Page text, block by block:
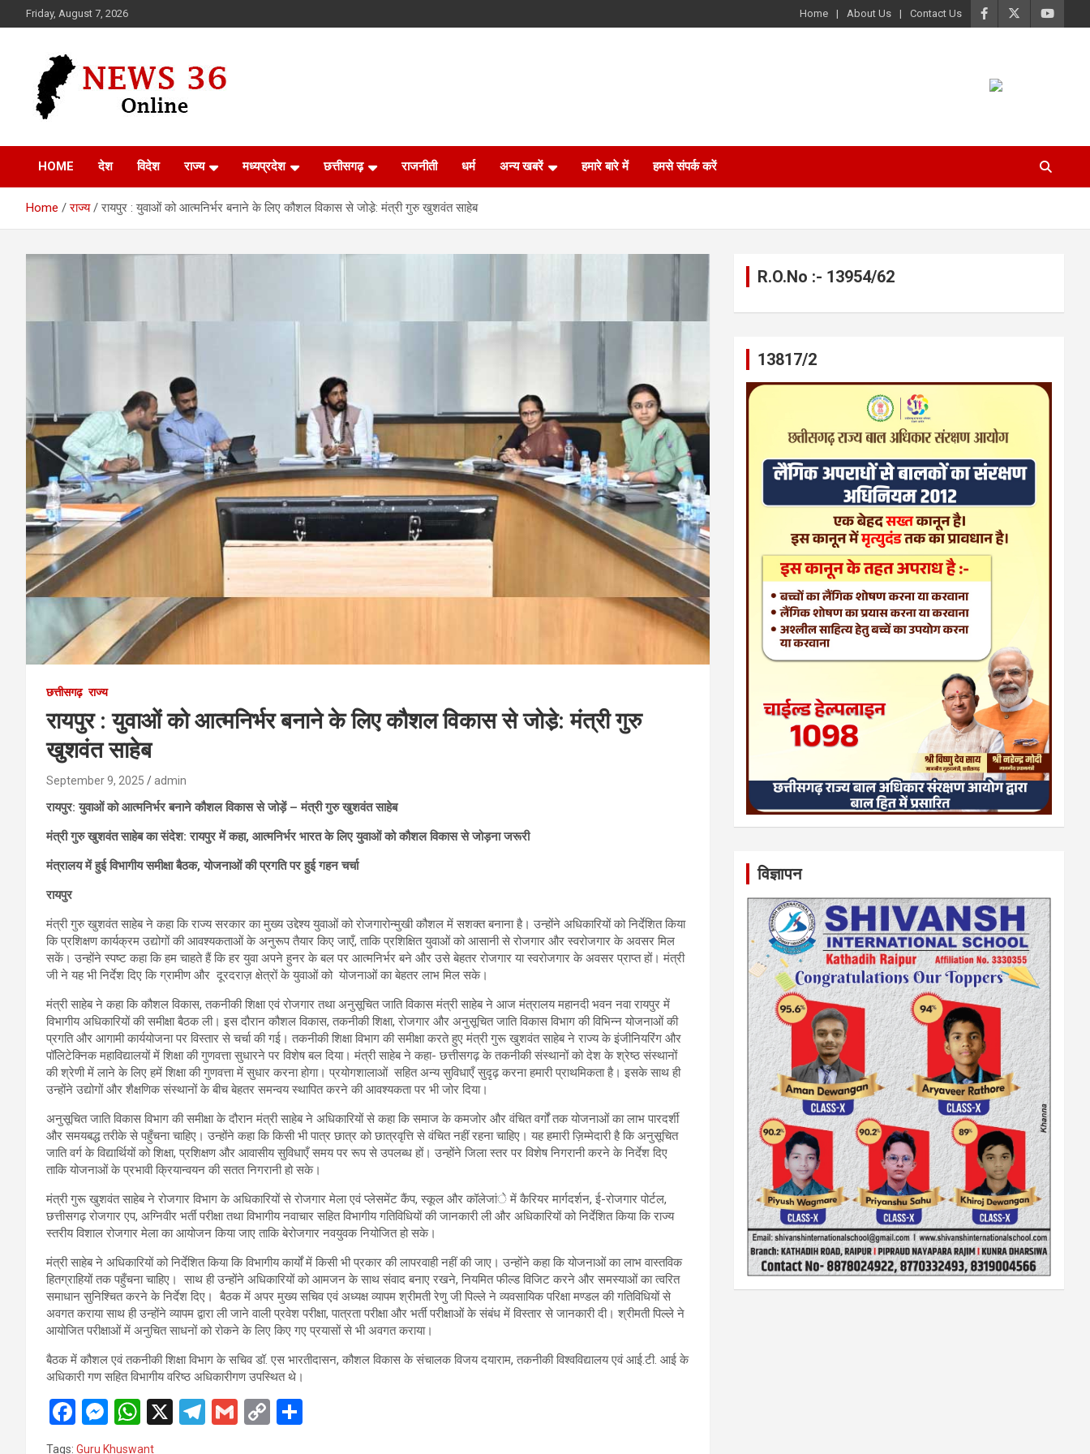
to
Friday, August 7, 2026 Home About Us Contact Us
News 36
HOME देश विदेश राज्य मध्यप्रदेश छत्तीसगढ़ राजनीती धर्म अन्य खबरें हमारे बारे में हमसे संपर्क करें
Home राज्य रायपुर : युवाओं को आत्मनिर्भर बनाने के लिए कौशल विकास से जोडे़: मंत्री गुरु खुशवंत साहेब
छत्तीसगढ़ राज्य
रायपुर : युवाओं को आत्मनिर्भर बनाने के लिए कौशल विकास से जोडे़: मंत्री गुरु
खुशवंत साहेब
September 9, 2025 admin
रायपुर: युवाओं को आत्मनिर्भर बनाने कौशल विकास से जोड़ें – मंत्री गुरु खुशवंत साहेब
मंत्री गुरु खुशवंत साहेब का संदेश: रायपुर में कहा, आत्मनिर्भर भारत के लिए युवाओं को कौशल विकास से जोड़ना जरूरी
मंत्रालय में हुई विभागीय समीक्षा बैठक, योजनाओं की प्रगति पर हुई गहन चर्चा
रायपुर
मंत्री गुरु खुशवंत साहेब ने कहा कि राज्य सरकार का मुख्य उद्देश्य युवाओं को रोजगारोन्मुखी कौशल में सशक्त बनाना है। उन्होंने अधिकारियों को निर्देशित किया
कि प्रशिक्षण कार्यक्रम उद्योगों की आवश्यकताओं के अनुरूप तैयार किए जाएँ, ताकि प्रशिक्षित युवाओं को आसानी से रोजगार और स्वरोजगार के अवसर मिल
सकें। उन्होंने स्पष्ट कहा कि हम चाहते हैं कि हर युवा अपने हुनर के बल पर आत्मनिर्भर बने और उसे बेहतर रोजगार या स्वरोजगार के अवसर प्राप्त हों। मंत्री
जी ने यह भी निर्देश दिए कि ग्रामीण और दूरदराज़ क्षेत्रों के युवाओं को योजनाओं का बेहतर लाभ मिल सके।
मंत्री साहेब ने कहा कि कौशल विकास, तकनीकी शिक्षा एवं रोजगार तथा अनुसूचित जाति विकास मंत्री साहेब ने आज मंत्रालय महानदी भवन नवा रायपुर में
विभागीय अधिकारियों की समीक्षा बैठक ली। इस दौरान कौशल विकास, तकनीकी शिक्षा, रोजगार और अनुसूचित जाति विकास विभाग की विभिन्न योजनाओं की
प्रगति और आगामी कार्ययोजना पर विस्तार से चर्चा की गई। तकनीकी शिक्षा विभाग की समीक्षा करते हुए मंत्री गुरू खुशवंत साहेब ने राज्य के इंजीनियरिंग और
पॉलिटेक्निक महाविद्यालयों में शिक्षा की गुणवत्ता सुधारने पर विशेष बल दिया। मंत्री साहेब ने कहा- छत्तीसगढ़ के तकनीकी संस्थानों को देश के श्रेष्ठ संस्थानों
की श्रेणी में लाने के लिए हमें शिक्षा की गुणवत्ता में सुधार करना होगा। प्रयोगशालाओं सहित अन्य सुविधाएँ सुदृढ़ करना हमारी प्राथमिकता है। इसके साथ ही
उन्होंने उद्योगों और शैक्षणिक संस्थानों के बीच बेहतर समन्वय स्थापित करने की आवश्यकता पर भी जोर दिया।
अनुसूचित जाति विकास विभाग की समीक्षा के दौरान मंत्री साहेब ने अधिकारियों से कहा कि समाज के कमजोर और वंचित वर्गों तक योजनाओं का लाभ पारदर्शी
और समयबद्ध तरीके से पहुँचना चाहिए। उन्होंने कहा कि किसी भी पात्र छात्र को छात्रवृत्ति से वंचित नहीं रहना चाहिए। यह हमारी ज़िम्मेदारी है कि अनुसूचित
जाति वर्ग के विद्यार्थियों को शिक्षा, प्रशिक्षण और आवासीय सुविधाएँ समय पर रूप से उपलब्ध हों। उन्होंने जिला स्तर पर विशेष निगरानी करने के निर्देश दिए
ताकि योजनाओं के प्रभावी क्रियान्वयन की सतत निगरानी हो सके।
मंत्री गुरू खुशवंत साहेब ने रोजगार विभाग के अधिकारियों से रोजगार मेला एवं प्लेसमेंट कैंप, स्कूल और कॉलेजांे में कैरियर मार्गदर्शन, ई-रोजगार पोर्टल,
छत्तीसगढ़ रोजगार एप, अग्निवीर भर्ती परीक्षा तथा विभागीय नवाचार सहित विभागीय गतिविधियों की जानकारी ली और अधिकारियों को निर्देशित किया कि राज्य
स्तरीय विशाल रोजगार मेला का आयोजन किया जाए ताकि बेरोजगार नवयुवक नियोजित हो सके।
मंत्री साहेब ने अधिकारियों को निर्देशित किया कि विभागीय कार्यों में किसी भी प्रकार की लापरवाही नहीं की जाए। उन्होंने कहा कि योजनाओं का लाभ वास्तविक
हितग्राहियों तक पहुँचना चाहिए। साथ ही उन्होंने अधिकारियों को आमजन के साथ संवाद बनाए रखने, नियमित फील्ड विजिट करने और समस्याओं का त्वरित
समाधान सुनिश्चित करने के निर्देश दिए। बैठक में अपर मुख्य सचिव एवं अध्यक्ष व्यापम श्रीमती रेणु जी पिल्ले ने व्यवसायिक परिक्षा मण्डल की गतिविधियों से
अवगत कराया साथ ही उन्होंने व्यापम द्वारा ली जाने वाली प्रवेश परीक्षा, पात्रता परीक्षा और भर्ती परीक्षाओं के संबंध में विस्तार से जानकारी दी। श्रीमती पिल्ले ने
आयोजित परीक्षाओं में अनुचित साधनों को रोकने के लिए किए गए प्रयासों से भी अवगत कराया।
बैठक में कौशल एवं तकनीकी शिक्षा विभाग के सचिव डॉ. एस भारतीदासन, कौशल विकास के संचालक विजय दयाराम, तकनीकी विश्वविद्यालय एवं आई.टी. आई के
अधिकारी गण सहित विभागीय वरिष्ठ अधिकारीगण उपस्थित थे।
F
a
M
es
W
h
X
T
G
C
Tags: Guru Khuswant
R.O.No :- 13954/62
13817/2
विज्ञापन